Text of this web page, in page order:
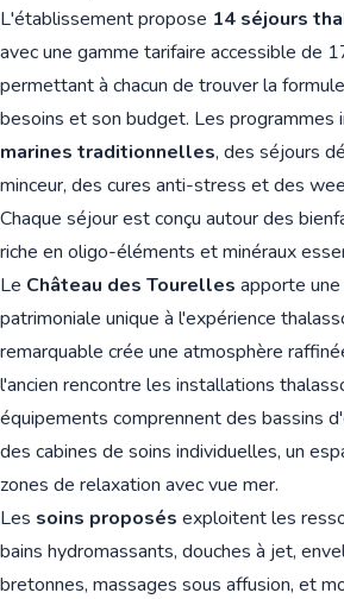
L'établissement propose 14 séjours
avec une gamme tarifaire accessible de
permettant à chacun de trouver la
besoins et son budget. Les programmes
marines traditionnelles, des séjours
minceur, des cures anti-stress et des
Chaque séjour est conçu autour des
riche en oligo-éléments et minéraux
Le Château des Tourelles apporte
patrimoniale unique à l'expérience
remarquable crée une atmosphère
l'ancien rencontre les installations
équipements comprennent des bassins
des cabines de soins individuelles, un
zones de relaxation avec vue mer.
Les soins proposés exploitent les
bains hydromassants, douches à jet,
bretonnes, massages sous affusion, et